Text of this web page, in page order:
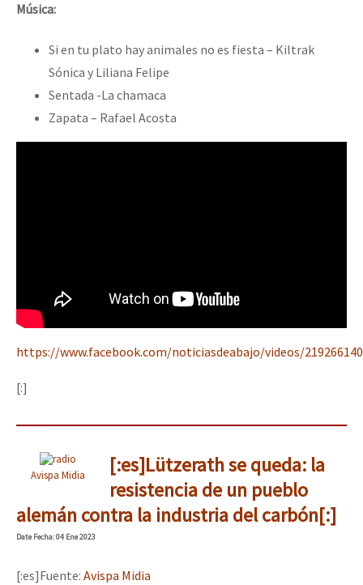
Música:
Si en tu plato hay animales no es fiesta – Kiltrak
Sónica y Liliana Felipe
Sentada -La chamaca
Zapata – Rafael Acosta
https://www.facebook.com/noticiasdeabajo/videos/
[:]
Avispa Midia
[:es]Lützerath se queda: la
resistencia de un pueblo
alemán contra la industria del carbón[:]
DateFecha: 04 Ene 2023
[:es]Fuente: Avispa Midia